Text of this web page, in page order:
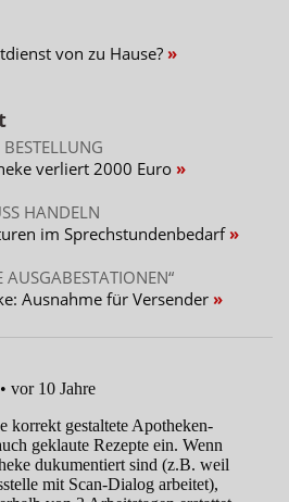
von zu Hause?
verliert 2000 Euro
HANDELN
im Sprechstundenbedarf
AUSGABESTATIONEN“
Ausnahme für Versender